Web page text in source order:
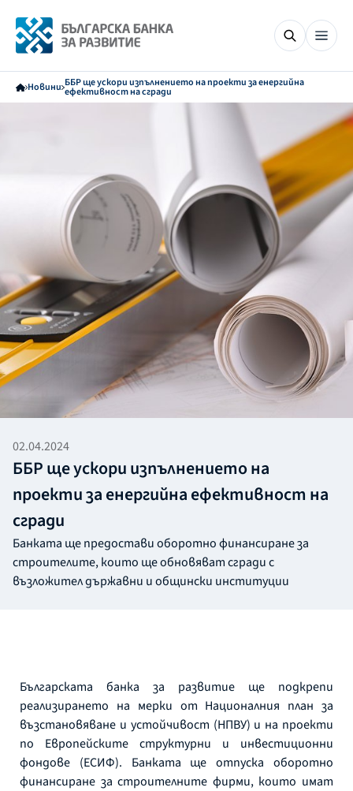
Новини ББР ще ускори изпълнението на проекти за енергийна
ефективност на сгради
02.04.2024
ББР ще ускори изпълнението на
проекти за енергийна ефективност на
сгради
Банката ще предостави оборотно финансиране за
строителите, които ще обновяват сгради с
възложител държавни и общински институции
Българската банка за развитие ще подкрепи
реализирането на мерки от Националния план за
възстановяване и устойчивост (НПВУ) и на проекти
по Европейските структурни и инвестиционни
фондове (ЕСИФ). Банката ще отпуска оборотно
финансиране за строителните фирми, които имат